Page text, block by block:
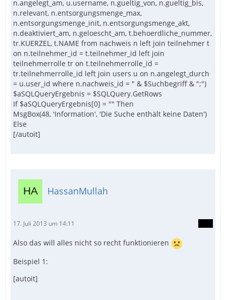
n.angelegt_am, u.username, n.gueltig_von, n.gueltig_bis,
n.relevant, n.entsorgungsmenge_max,
n.entsorgungsmenge_init, n.entsorgungsmenge_akt,
n.deaktiviert_am, n.geloescht_am, t.behoerdliche_nummer,
tr.KUERZEL, t.NAME from nachweis n left join teilnehmer t
on n.teilnehmer_id = t.teilnehmer_id left join
teilnehmerrolle tr on t.teilnehmerrolle_id =
tr.teilnehmerrolle_id left join users u on n.angelegt_durch
= u.user_id where n.nachweis_id = " & $Suchbegriff & ";")
$aSQLQueryErgebnis = $SQLQuery.GetRows
If $aSQLQueryErgebnis[0] = "" Then
MsgBox(48, 'Information', 'Die Suche enthält keine Daten')
Else
[/autoit]
HassanMullah
17. Juli 2013 um 14:11
Also das will alles nicht so recht funktionieren
Beispiel 1:
[autoit]